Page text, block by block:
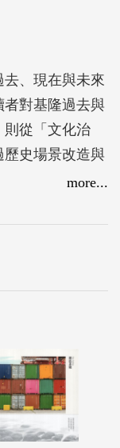
、現在與未來
對基隆過去與
則從「文化治
史場景改造與
more...